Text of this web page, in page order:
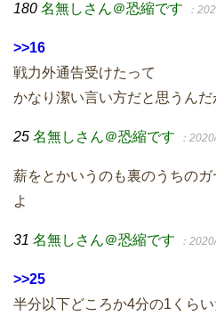
180 名無しさん＠恐縮です ：
>>16
戦力外通告受けたって
かなり潔い言い方だと思うんだ
25 名無しさん＠恐縮です ：
薪をとかいうのも裏のうちの
よ
31 名無しさん＠恐縮です ：
>>25
半分以下どころか4分の1くら